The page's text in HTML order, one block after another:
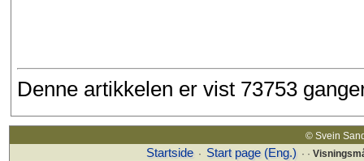
Denne artikkelen er vist 73753
© Svein
Startside · Start page (Eng.) · ·